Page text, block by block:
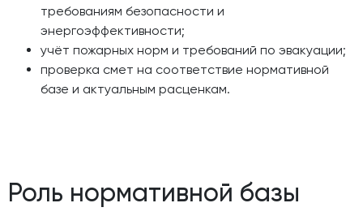
требованиям безопасности и
энергоэффективности;
учёт пожарных норм и требований по эвакуации;
проверка смет на соответствие нормативной
базе и актуальным расценкам.
Роль нормативной базы